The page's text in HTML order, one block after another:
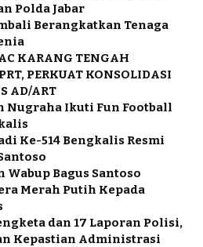
Polda Jabar
Berangkatkan Tenaga
KARANG TENGAH
PERKUAT KONSOLIDASI
AD/ART
Nugraha Ikuti Fun Football
Ke-514 Bengkalis Resmi
Wabup Bagus Santoso
Merah Putih Kepada
dan 17 Laporan Polisi,
Kepastian Administrasi